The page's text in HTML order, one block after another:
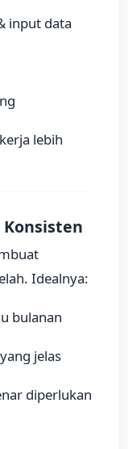
input data
lebih
Idealnya:
bulanan
jelas
diperlukan